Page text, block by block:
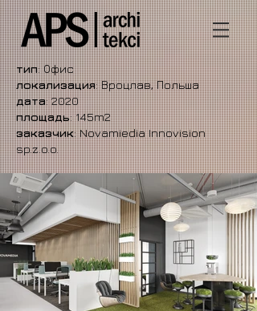
тип: Офис
локализация: Вроцлав, Польша
дата: 2020
площадь: 145m2
заказчик: Novamiedia Innovision
sp.z.o.o.